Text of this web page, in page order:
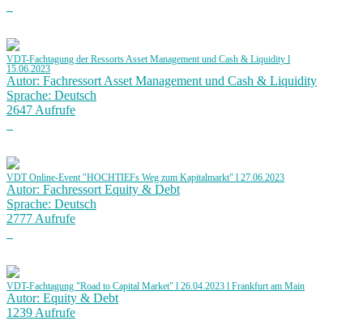
VDT-Fachtagung der Ressorts Asset Management und Cash & Liquidity l
15.06.2023
Autor: Fachressort Asset Management und Cash & Liquidity
Sprache: Deutsch
2647 Aufrufe
VDT Online-Event "HOCHTIEFs Weg zum Kapitalmarkt" l 27.06.2023
Autor: Fachressort Equity & Debt
Sprache: Deutsch
2777 Aufrufe
VDT-Fachtagung "Road to Capital Market" l 26.04.2023 l Frankfurt am Main
Autor: Equity & Debt
1239 Aufrufe